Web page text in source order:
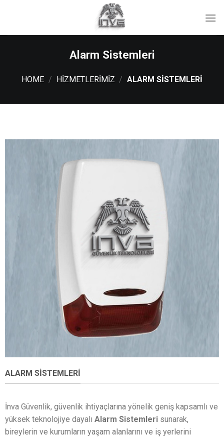
Alarm Sistemleri
HOME / HIZMETLERIMIZ / ALARM SISTEMLERI
ALARM SISTEMLERI
İnva Güvenlik, güvenlik ihtiyaçlarına yönelik geniş kapsamlı ve
yüksek teknolojiye dayalı Alarm Sistemlerisunarak,
bireylerin ve kurumların yaşam alanlarını ve iş yerlerini